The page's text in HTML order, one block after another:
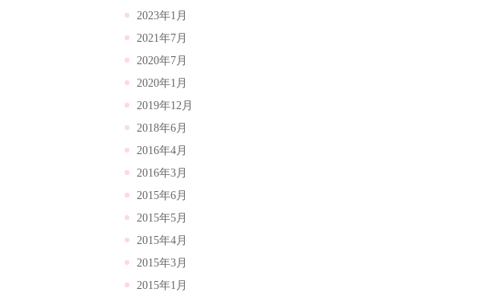
2023年1月
2021年7月
2020年7月
2020年1月
2019年12月
2018年6月
2016年4月
2016年3月
2015年6月
2015年5月
2015年4月
2015年3月
2015年1月